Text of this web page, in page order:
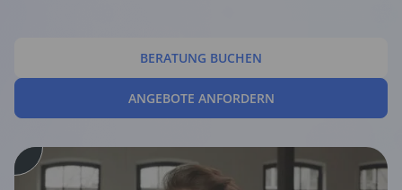
ANGEBOTE ANFORDERN
BERATUNG BUCHEN